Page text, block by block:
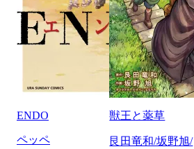
ENDO
ペッペ
獣王と薬草
艮田竜和/坂野旭/